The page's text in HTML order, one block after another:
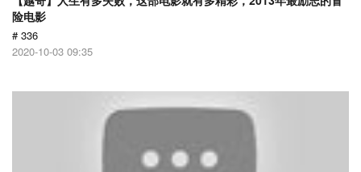
险电影
# 336
2020-10-03 09:35